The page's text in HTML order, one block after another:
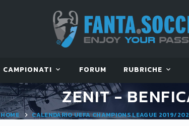
CAMPIONATI FORUM RUBRICHE
ZENIT -
HOME CALENDARIO UEFA CHAMPIONS LEAGUE 2019/